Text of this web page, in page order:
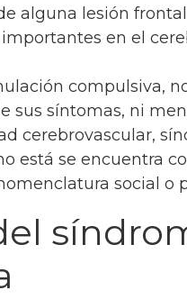
alguna lesión
en el
compulsiva,
sus síntomas, ni
cerebrovascular,
está se encuentra
social o